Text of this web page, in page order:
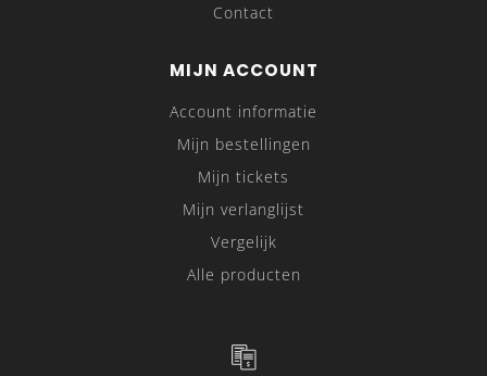
Contact
MIJN ACCOUNT
Account informatie
Mijn bestellingen
Mijn tickets
Mijn verlanglijst
Vergelijk
Alle producten